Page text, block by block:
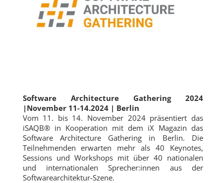
Software Architecture Gathering 2024
|November 11-14.2024 | Berlin
Vom 11. bis 14. November 2024 präsentiert das
iSAQB® in Kooperation mit dem iX Magazin das
Software Architecture Gathering in Berlin. Die
Teilnehmenden erwarten mehr als 40 Keynotes,
Sessions und Workshops mit über 40 nationalen
und internationalen Sprecher:innen aus der
Softwarearchitektur-Szene.